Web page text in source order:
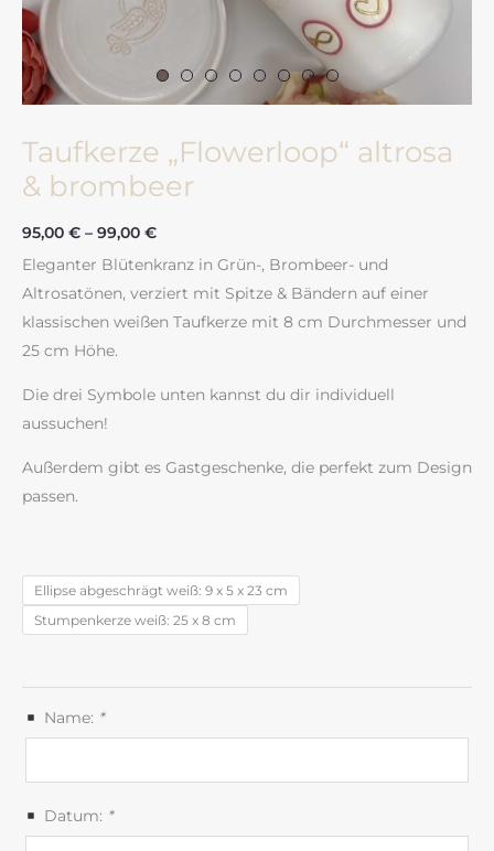
Taufkerze „Flowerloop“ altrosa
& brombeer
95,00 € – 99,00 €
Eleganter Blütenkranz in Grün-, Brombeer- und
Altrosatönen, verziert mit Spitze & Bändern auf einer
klassischen weißen Taufkerze mit 8 cm Durchmesser und
25 cm Höhe.
Die drei Symbole unten kannst du dir individuell
aussuchen!
Außerdem gibt es Gastgeschenke, die perfekt zum Design
passen.
Ellipse abgeschrägt weiß: 9 x 5 x 23 cm
Stumpenkerze weiß: 25 x 8 cm
Name: *
Datum: *